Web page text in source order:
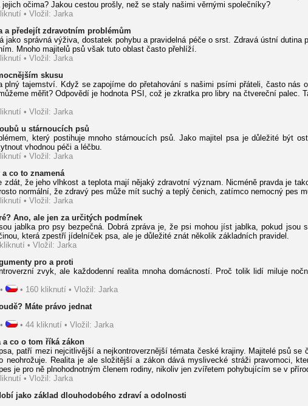
očima? Jakou cestou prošly, než se staly našimi věrnými společníky?
• Vložil: Jarka
a předejít zdravotním problémům
jako správná výživa, dostatek pohybu a pravidelná péče o srst. Zdravá ústní
Mnoho majitelů psů však tuto oblast často přehlíží.
• Vložil: Jarka
skusu
tajemství. Když se zapojíme do přetahování s našimi psími přáteli, často nás
měřit? Odpovědí je hodnota PSI, což je zkratka pro libry na čtvereční palec.
• Vložil: Jarka
u stárnoucích psů
který postihuje mnoho stárnoucích psů. Jako majitel psa je důležité být
vhodnou péči a léčbu.
• Vložil: Jarka
co to znamená
zdát, že jeho vlhkost a teplota mají nějaký zdravotní význam. Nicméně pravda je
normální, že zdravý pes může mít suchý a teplý čenich, zatímco nemocný pes
• Vložil: Jarka
Ano, ale jen za určitých podmínek
jablka pro psy bezpečná. Dobrá zpráva je, že psi mohou jíst jablka, pokud jsou
která zpestří jídelníček psa, ale je důležité znát několik základních pravidel.
• Vložil: Jarka
pro a proti
zvyk, ale každodenní realita mnoha domácností. Proč tolik lidí miluje
•
• 160 kliknutí • Vložil: Jarka
Máte právo jednat
•
• 44 kliknutí • Vložil: Jarka
a co o tom říká zákon
patří mezi nejcitlivější a nejkontroverznější témata české krajiny. Majitelé psů
neohrožuje. Realita je ale složitější a zákon dává myslivecké stráži pravomoci,
je pro ně plnohodnotným členem rodiny, nikoliv jen zvířetem pohybujícím se v
• Vložil: Jarka
jako základ dlouhodobého zdraví a odolnosti